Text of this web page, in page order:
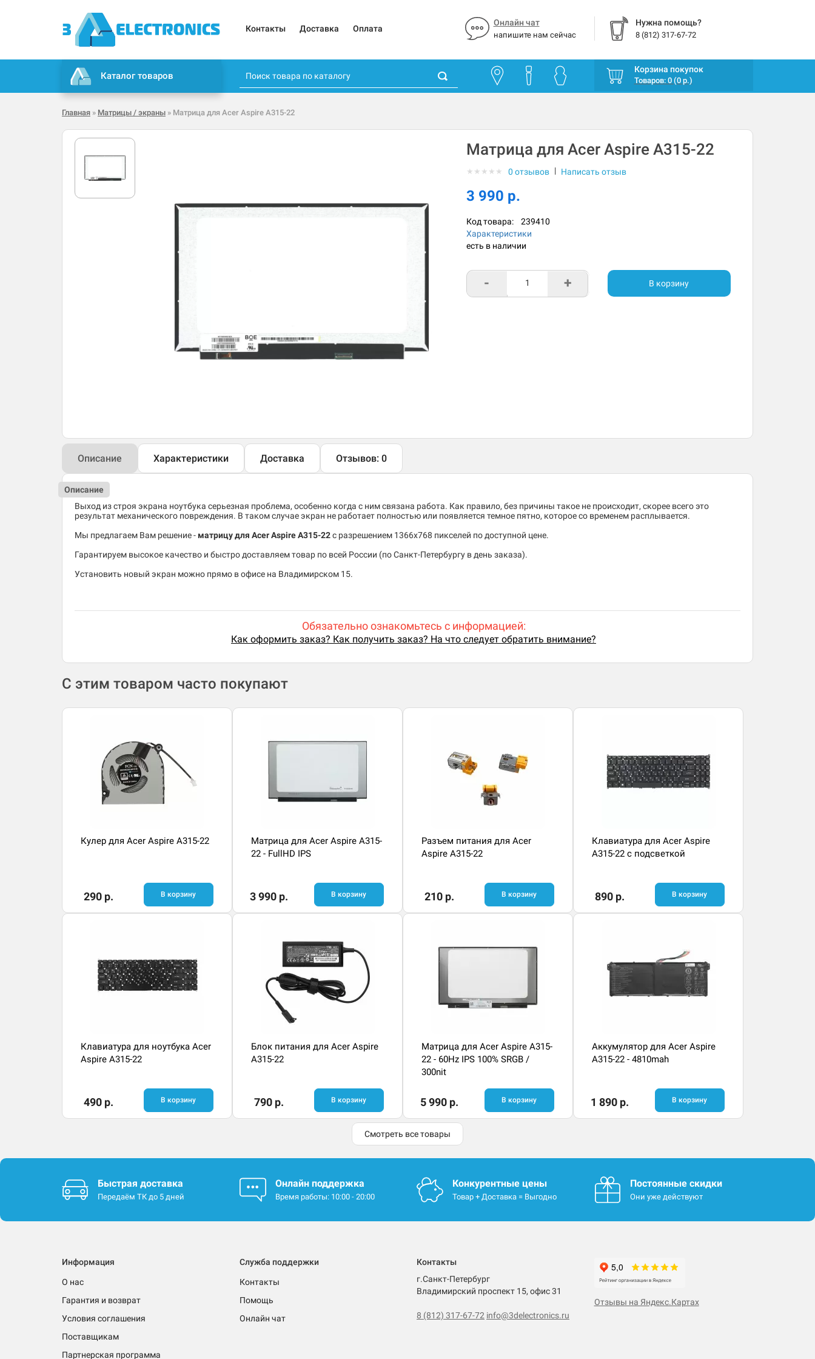
Контакты Доставка Оплата
Онлайн чат
напишите нам сейчас
Нужна помощь?
8 (812) 317-67-72
Каталог товаров
Корзина покупок
Товаров: 0 (0 р.)
Главная » Матрицы / экраны » Матрица для Acer Aspire A315-22
Матрица для Acer Aspire A315-22
★ ★ ★ ★ ★ 0 отзывов | Написать отзыв
3 990 р.
Код товара: 239410
Характеристики
есть в наличии
- + В корзину
Описание Характеристики Доставка Отзывов: 0
Описание
Выход из строя экрана ноутбука серьезная проблема, особенно когда с ним связана работа. Как правило, без причины такое не происходит, скорее всего это
результат механического повреждения. В таком случае экран не работает полностью или появляется темное пятно, которое со временем расплывается.
Мы предлагаем Вам решение - матрицу для Acer Aspire A315-22c разрешением 1366x768 пикселей по доступной цене.
Гарантируем высокое качество и быстро доставляем товар по всей России (по Санкт-Петербургу в день заказа).
Установить новый экран можно прямо в офисе на Владимирском 15.
Обязательно ознакомьтесь с информацией:
Как оформить заказ? Как получить заказ? На что следует обратить внимание?
С этим товаром часто покупают
Кулер для Acer Aspire A315-22
290 р. В корзину
Матрица для Acer Aspire A315-
22 - FullHD IPS
3 990 р. В корзину
Разъем питания для Acer
Aspire A315-22
210 р. В корзину
Клавиатура для Acer Aspire
A315-22 с подсветкой
890 р. В корзину
Клавиатура для ноутбука Acer
Aspire A315-22
490 р. В корзину
Блок питания для Acer Aspire
A315-22
790 р. В корзину
Матрица для Acer Aspire A315-
22 - 60Hz IPS 100% SRGB /
300nit
5 990 р. В корзину
Аккумулятор для Acer Aspire
A315-22 - 4810mah
1 890 р. В корзину
Смотреть все товары
Быстрая доставка
Передаём ТК до 5 дней
Онлайн поддержка
Время работы: 10:00 - 20:00
Конкурентные цены
Товар + Доставка = Выгодно
Постоянные скидки
Они уже действуют
Информация
О нас
Гарантия и возврат
Условия соглашения
Поставщикам
Партнерская программа
Служба поддержки
Контакты
Помощь
Онлайн чат
Контакты
г.Санкт-Петербург
Владимирский проспект 15, офис 31
8 (812) 317-67-72 info@3delectronics.ru
Отзывы на Яндекс.Картах